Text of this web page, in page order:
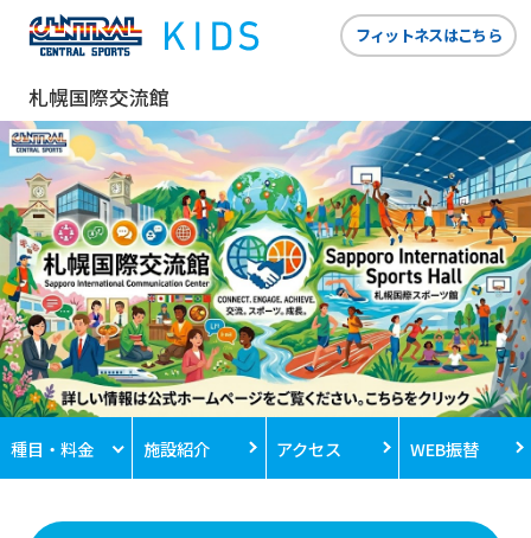
札幌国際交流館
フィットネスはこちら
種目・料金 施設紹介 アクセス WEB振替